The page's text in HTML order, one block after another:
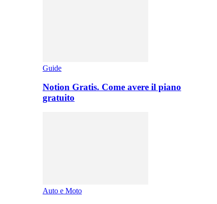
Guide
Notion Gratis. Come avere il piano
gratuito
Auto e Moto